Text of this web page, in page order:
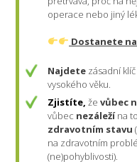
operace nebo jiný
Dostanete
Najdete zásadní
vysokého věku.
Zjistíte, ževůbec
vůbec nezáležína
zdravotním stavu
na zdravotním
(ne)pohyblivosti).